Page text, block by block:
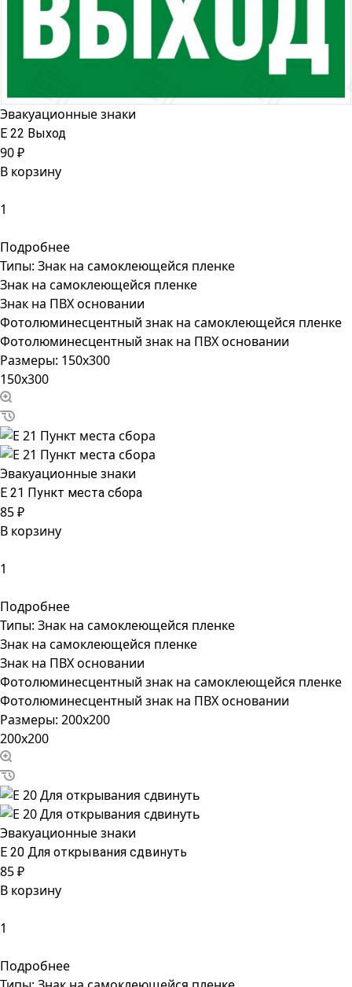
Эвакуационные знаки
Е 22 Выход
90 ₽
В корзину
Подробнее
Типы: Знак на самоклеющейся пленке
Знак на самоклеющейся пленке
Знак на ПВХ основании
Фотолюминесцентный знак на самоклеющейся пленке
Фотолюминесцентный знак на ПВХ основании
Размеры: 150x300
150x300
Эвакуационные знаки
Е 21 Пункт места сбора
85 ₽
В корзину
Подробнее
Типы: Знак на самоклеющейся пленке
Знак на самоклеющейся пленке
Знак на ПВХ основании
Фотолюминесцентный знак на самоклеющейся пленке
Фотолюминесцентный знак на ПВХ основании
Размеры: 200x200
200x200
Эвакуационные знаки
Е 20 Для открывания сдвинуть
85 ₽
В корзину
Подробнее